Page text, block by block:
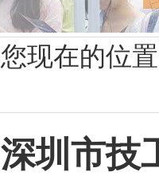
您现在的位
深圳市技